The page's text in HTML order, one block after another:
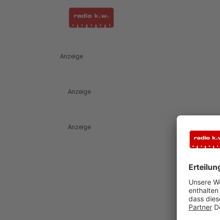
Anzeige
Anzeige
Anzeige